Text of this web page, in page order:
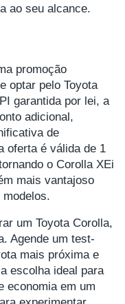
ao seu alcance.
promoção
optar pelo Toyota
garantida por lei, a
adicional,
de
oferta é válida de 1
o Corolla XEi
mais vantajoso
um Toyota Corolla,
Agende um test-
mais próxima e
escolha ideal para
economia em um